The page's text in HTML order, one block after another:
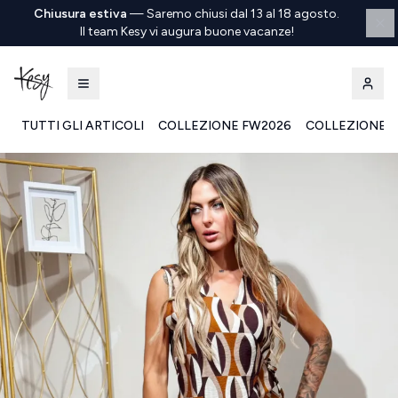
Chiusura estiva —Saremo chiusi dal 13 al 18 agosto.
Il team Kesy vi augura buone vacanze!
TUTTI GLI ARTICOLI COLLEZIONE FW2026 COLLEZIONE
Kesy | Ingrosso Pronto Moda B2B